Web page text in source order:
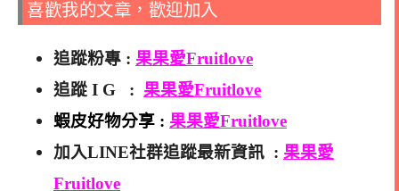
喜歡我的文章，歡迎加入
追蹤粉專 : 果果愛Fruitlove
追蹤 I G : 果果愛Fruitlove
蝦皮好物分享 : 果果愛Fruitlove
加入LINE社群追蹤最新資訊 : 果果愛
Fruitlove